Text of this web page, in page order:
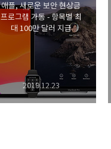
2019.12.23
애플, 새로운 보안 현상금
프로그램 가동 - 항목별 최
대 100만 달러 지급